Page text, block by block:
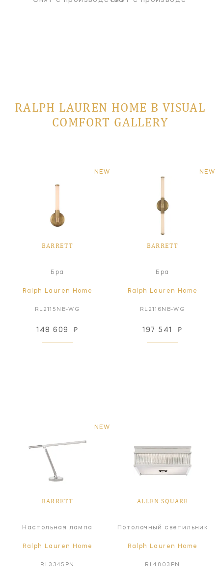
RALPH LAUREN HOME В VISUAL
COMFORT GALLERY
NEW
BARRETT
Бра
Ralph Lauren Home
RL2115NB-WG
148 609 ₽
NEW
BARRETT
Бра
Ralph Lauren Home
RL2116NB-WG
197 541 ₽
NEW
BARRETT
Настольная лампа
Ralph Lauren Home
RL3345PN
ALLEN SQUARE
Потолочный светильник
Ralph Lauren Home
RL4803PN